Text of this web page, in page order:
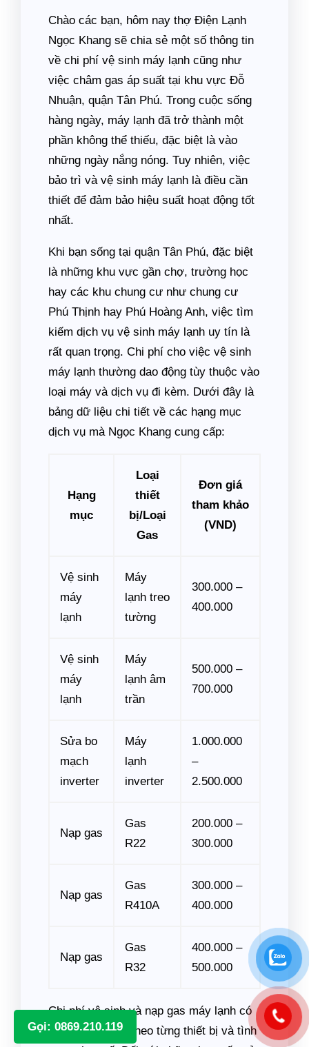
Gọi: 0869.210.119
Chào các bạn, hôm nay thợ Điện Lạnh
Ngọc Khang sẽ chia sẻ một số thông tin
về chi phí vệ sinh máy lạnh cũng như
việc châm gas áp suất tại khu vực Đỗ
Nhuận, quận Tân Phú. Trong cuộc sống
hàng ngày, máy lạnh đã trở thành một
phần không thể thiếu, đặc biệt là vào
những ngày nắng nóng. Tuy nhiên, việc
bảo trì và vệ sinh máy lạnh là điều cần
thiết để đảm bảo hiệu suất hoạt động tốt
nhất.
Khi bạn sống tại quận Tân Phú, đặc biệt
là những khu vực gần chợ, trường học
hay các khu chung cư như chung cư
Phú Thịnh hay Phú Hoàng Anh, việc tìm
kiếm dịch vụ vệ sinh máy lạnh uy tín là
rất quan trọng. Chi phí cho việc vệ sinh
máy lạnh thường dao động tùy thuộc vào
loại máy và dịch vụ đi kèm. Dưới đây là
bảng dữ liệu chi tiết về các hạng mục
dịch vụ mà Ngọc Khang cung cấp:
Hạng
mục
Loại
thiết
bị/Loại
Gas
Đơn giá
tham khảo
(VND)
Vệ sinh
máy
lạnh
Máy
lạnh treo
tường
300.000 –
400.000
Vệ sinh
máy
lạnh
Máy
lạnh âm
trần
500.000 –
700.000
Sửa bo
mạch
inverter
Máy
lạnh
inverter
1.000.000
–
2.500.000
Nạp gas
Gas
R22
200.000 –
300.000
Nạp gas
Gas
R410A
300.000 –
400.000
Nạp gas
Gas
R32
400.000 –
500.000
Chi phí vệ sinh và nạp gas máy lạnh có
thể thay đổi tùy theo từng thiết bị và tình